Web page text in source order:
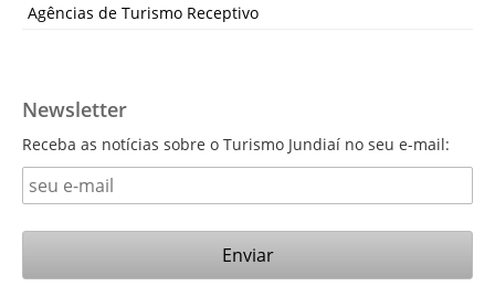
Agências de Turismo Receptivo
Newsletter
Receba as notícias sobre o Turismo Jundiaí no seu e-mail: